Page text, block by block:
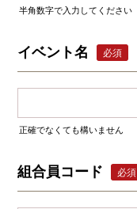
半角数字で入力してください
イベント名 必須
正確でなくても構いません
組合員コード 必須